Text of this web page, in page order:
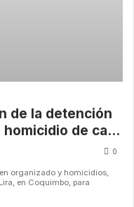
de la detención
de calle
0
organizado y homicidios,
en Coquimbo, para